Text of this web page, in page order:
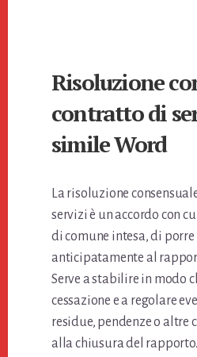
Risoluzione
contratto di
simile Word
La risoluzione
servizi è un accordo con
di comune intesa, di porre
anticipatamente al
Serve a stabilire in modo
cessazione e a regolare
residue, pendenze o altre
alla chiusura del